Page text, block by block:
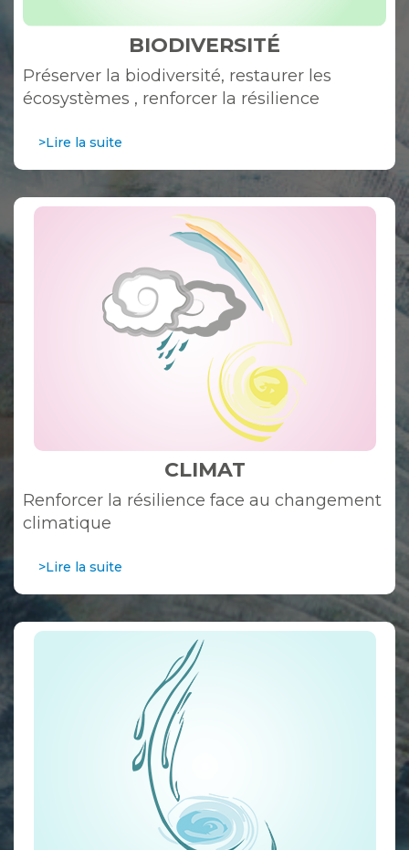
BIODIVERSITÉ
Préserver la biodiversité, restaurer les
écosystèmes , renforcer la résilience
>Lire la suite
CLIMAT
Renforcer la résilience face au changement
climatique
>Lire la suite